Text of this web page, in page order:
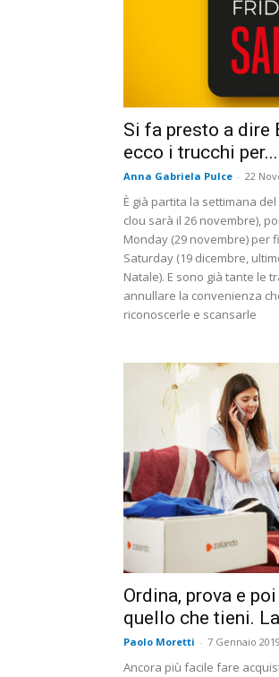
Si fa presto a dire
ecco i trucchi per...
Anna Gabriela Pulce - 22
È già partita la settimana
clou sarà il 26 novembre),
Monday (29 novembre) per
Saturday (19 dicembre,
Natale). E sono già tante le
annullare la convenienza
riconoscerle e scansarle
Ordina, prova e
quello che tieni.
Paolo Moretti - 7 Gennaio 2019
Ancora più facile fare